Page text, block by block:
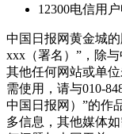
12300电信用
中国日报网黄金城
xxx（署名）”，除
其他任何网站或单
需使用，请与010-
中国日报网）”的作
多信息，其他媒体